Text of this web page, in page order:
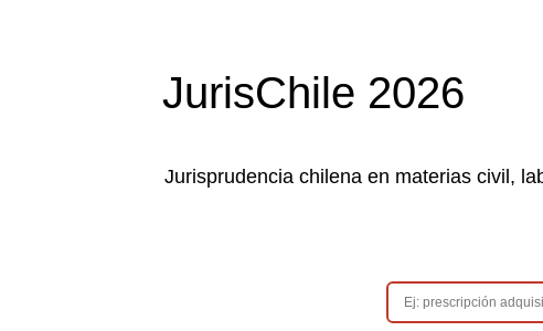
JurisChile 2026
Jurisprudencia chilena en materias civil,